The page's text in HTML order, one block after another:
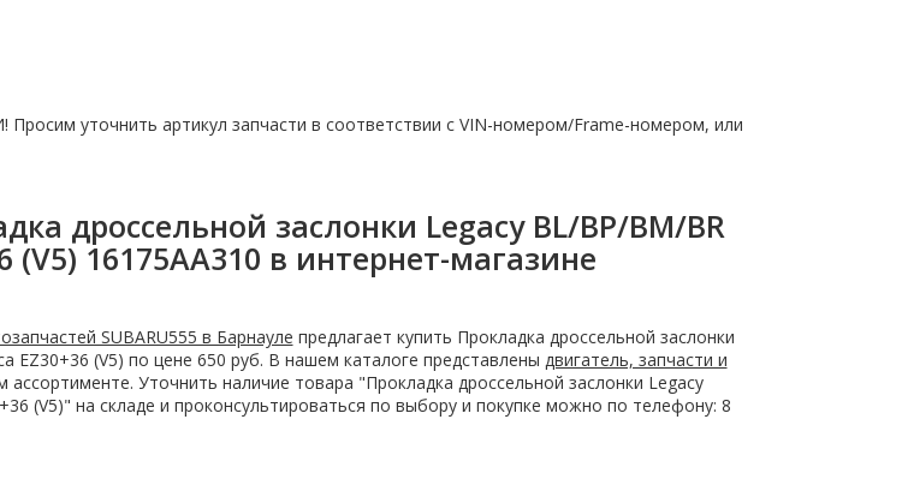
уточнить артикул запчасти в соответствии с VIN-номером/Frame-номером, или
дроссельной заслонки Legacy BL/BP/BM/BR
(V5) 16175AA310 в интернет-магазине
SUBARU555 в Барнауле предлагает купить Прокладка дроссельной заслонки
EZ30+36 (V5) по цене 650 руб. В нашем каталоге представлены двигатель, запчасти и
Уточнить наличие товара "Прокладка дроссельной заслонки Legacy
(V5)" на складе и проконсультироваться по выбору и покупке можно по телефону: 8